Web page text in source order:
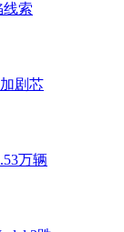
线索
剧芯
万辆